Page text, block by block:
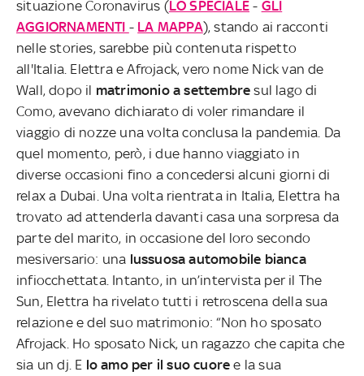
situazione Coronavirus (LO SPECIALE - GLI
AGGIORNAMENTI - LA MAPPA), stando ai racconti
nelle stories, sarebbe più contenuta rispetto
all'Italia. Elettra e Afrojack, vero nome Nick van de
Wall, dopo il matrimonio a settembre sul lago di
Como, avevano dichiarato di voler rimandare il
viaggio di nozze una volta conclusa la pandemia. Da
quel momento, però, i due hanno viaggiato in
diverse occasioni fino a concedersi alcuni giorni di
relax a Dubai. Una volta rientrata in Italia, Elettra ha
trovato ad attenderla davanti casa una sorpresa da
parte del marito, in occasione del loro secondo
mesiversario: una lussuosa automobile bianca
infiocchettata. Intanto, in un’intervista per il The
Sun, Elettra ha rivelato tutti i retroscena della sua
relazione e del suo matrimonio: “Non ho sposato
Afrojack. Ho sposato Nick, un ragazzo che capita che
sia un dj. E lo amo per il suo cuore e la sua